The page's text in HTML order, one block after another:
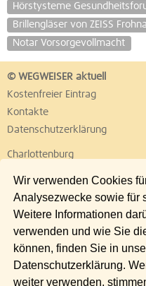
Wir verwenden Cookies
Analysezwecke sowie für
Weitere Informationen
verwenden und wie Sie
können, finden Sie in
Datenschutzerklärung.
weiter verwenden,
Hörstysteme
Brillengläser von ZEISS
Notar Vorsorgevollmacht
© WEGWEISER aktuell
Kostenfreier Eintrag
Kontakte
Datenschutzerklärung
Charlottenburg
Lichtenberg
Pankow
Reinickendorf
Spandau